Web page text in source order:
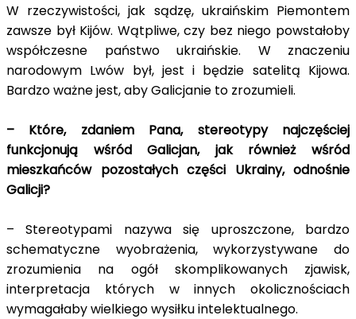
W rzeczywistości, jak sądzę, ukraińskim Piemontem
zawsze był Kijów. Wątpliwe, czy bez niego powstałoby
współczesne państwo ukraińskie. W znaczeniu
narodowym Lwów był, jest i będzie satelitą Kijowa.
Bardzo ważne jest, aby Galicjanie to zrozumieli.
– Które, zdaniem Pana, stereotypy najczęściej
funkcjonują wśród Galicjan, jak również wśród
mieszkańców pozostałych części Ukrainy, odnośnie
Galicji?
– Stereotypami nazywa się uproszczone, bardzo
schematyczne wyobrażenia, wykorzystywane do
zrozumienia na ogół skomplikowanych zjawisk,
interpretacja których w innych okolicznościach
wymagałaby wielkiego wysiłku intelektualnego.